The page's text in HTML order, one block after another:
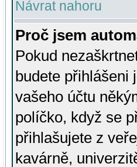
Návrat nahoru
Proč jsem
Pokud
budete přihlášeni
vašeho účtu
políčko, když se
přihlašujete z
kavárně,